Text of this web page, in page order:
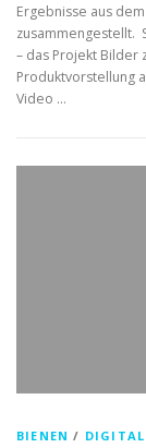
Ergebnisse aus
zusammengestellt.
– das Projekt Bilder
Produktvorstellung
Video …
BIENEN /